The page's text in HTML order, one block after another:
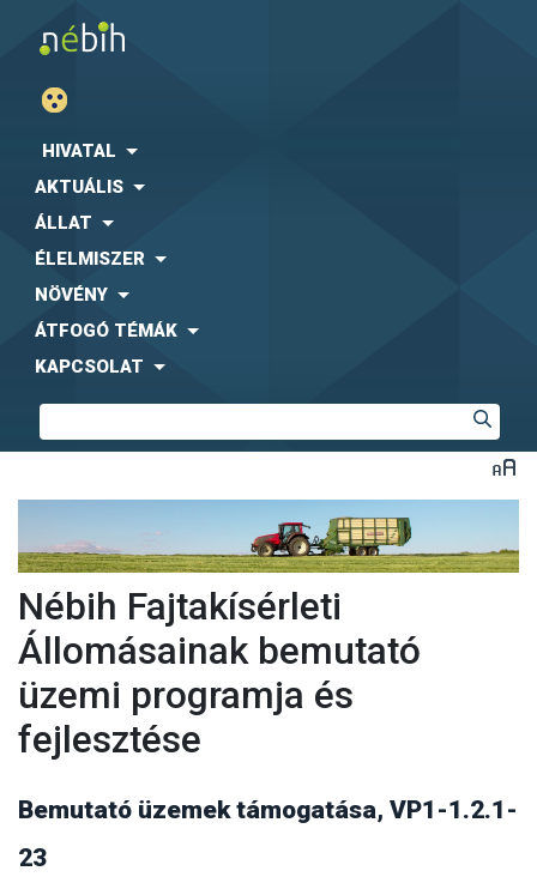
HIVATAL
AKTUÁLIS
ÁLLAT
ÉLELMISZER
NÖVÉNY
ÁTFOGÓ TÉMÁK
KAPCSOLAT
Nébih Fajtakísérleti
Állomásainak bemutató
üzemi programja és
fejlesztése
Bemutató üzemek támogatása, VP1-1.2.1-
23